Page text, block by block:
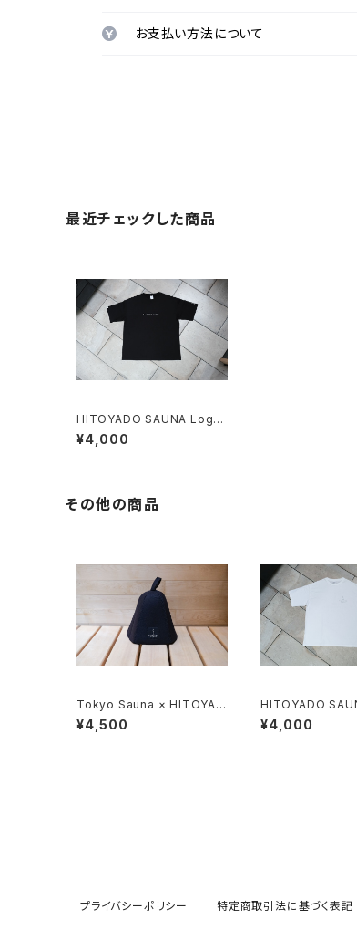
お支払い方法について
最近チェックした商品
HITOYADO SAUNA Logo
Tee - Black -
¥4,000
その他の商品
Tokyo Sauna × HITOYAD
OSAUNA SAUNA HAT
¥4,500
HITOYADO
Tee - White -
¥4,000
プライバシーポリシー 特定商取引法に基づく表記